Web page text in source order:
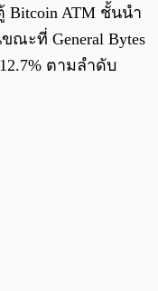
Bitcoin ATM ชั้นนำ
ะที่ General Bytes
ตามลำดับ